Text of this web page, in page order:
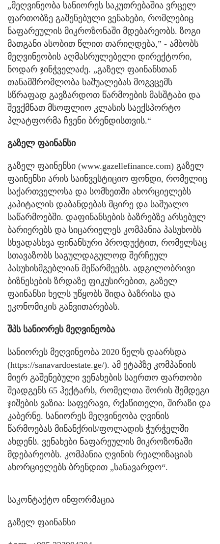
„მეღვინეობა სანიორეს საკუთრებაშია ვრცელ
ფართობზე გაშენებული ვენახები, რომლებიც
ნაფარეულის მიკროზონაში მდებარეობს. ზოგი
მათგანი ასობით წლით თარიღდება,” - ამბობს
მეღვინეობის აღმასრულებელი დირექტორი,
ნოდარ ჯინჭველაძე. „გაზელ ფაინანსთან
თანამშრომლობა საშუალებას მოგვცემს
სწრაფად გავზარდოთ წარმოების მასშტაბი და
შევქმნათ მსოფლიო კლასის საექსპორტო
პლატფორმა ჩვენი ბრენდისთვის.“
გაზელ ფაინანსი
გაზელ ფაინენსი (www.gazellefinance.com) გაზელ
ფაინენსი არის საინვესტიციო ფონდი, რომელიც
საქართველოსა და სომხეთში ახორციელებს
კაპიტალის დაბანდებას მცირე და საშუალო
საწარმოებში. დაფინანსების ბაზრებზე არსებულ
ბარიერებს და სიცარიელეს კომპანია პასუხობს
სხვადასხვა ფინანსური პროდუქტით, რომელსაც
სთავაზობს საგულდაგულოდ შერჩეულ
პასუხისმგებლიან მეწარმეებს. ადგილობრივი
ბიზნესების ზრდაზე ფიკუსირებით, გაზელ
ფაინანსი ხელს უწყობს შიდა ბაზრისა და
ეკონომიკის განვითარებას.
შპს სანიორეს მეღვინეობა
სანიორეს მეღვინეობა 2020 წელს დაარსდა
(https://sanavardoestate.ge/). ამ ეტაპზე კომპანიის
მიერ გაშენებული ვენახების საერთო ფართობი
შეადგენს 65 ჰექტარს, რომელთა შორის შემდეგი
ჯიშების ვაზია: საფერავი, რქაწითელი, შირაზი და
კაბერნე. სანიორეს მეღვინეობა ღვინის
წარმოებას მინანქრის/ფოლადის ჭურჭელში
ახდენს. ვენახები ნაფარეულის მიკროზონაში
მდებარეობს. კომპანია ღვინის რეალიზაციას
ახორციელებს ბრენდით „სანავარდო“.
საკონტაქტო ინფორმაცია
გაზელ ფაინანსი